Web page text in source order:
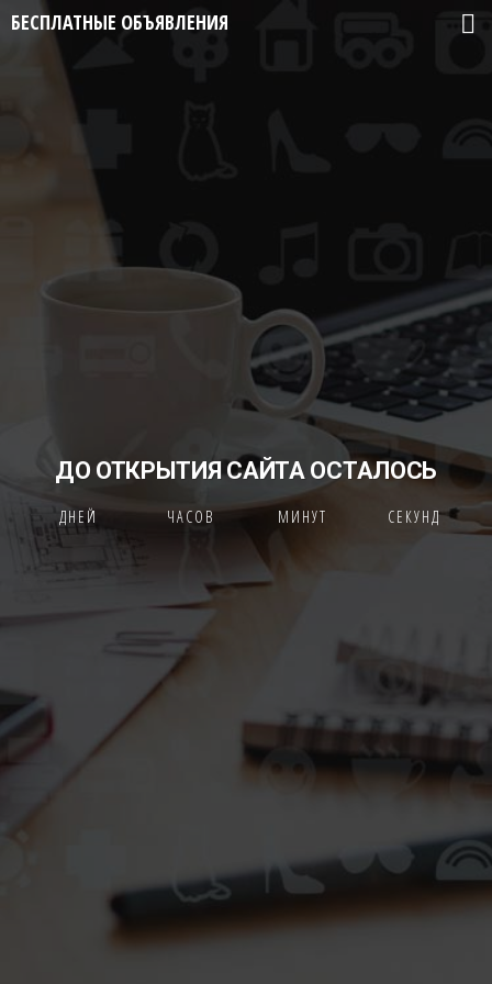
БЕСПЛАТНЫЕ ОБЪЯВЛЕНИЯ
ДО ОТКРЫТИЯ САЙТА ОСТАЛОСЬ
ДНЕЙ ЧАСОВ МИНУТ СЕКУНД